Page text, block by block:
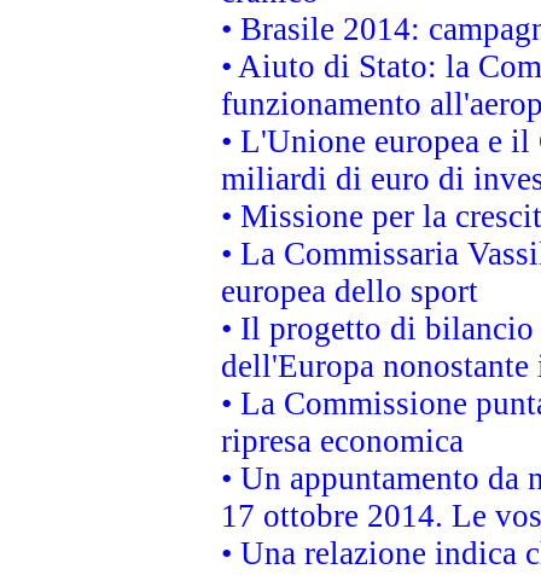
• Brasile 2014:
• Aiuto di Stato: la
funzionamento
• L'Unione europea e
miliardi di euro di
• Missione per la
• La Commissaria
europea dello sport
• Il progetto di
dell'Europa
• La Commissione
ripresa economica
• Un appuntamento da
17 ottobre 2014. Le
• Una relazione indica